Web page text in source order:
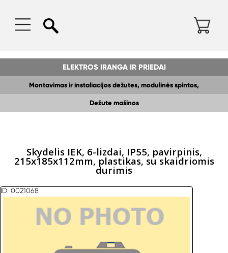
ELEKTROS IRANGA IR PRIEDAI
Montavimas ir instaliacijos dežutes, modulinės spintos,
paskirstymo dežes
Dežute mašinos
Skydelis IEK, 6-lizdai, IP55, pavirрinis,
215x185x112mm, plastikas, su skaidriomis
durimis
ID: 0021068